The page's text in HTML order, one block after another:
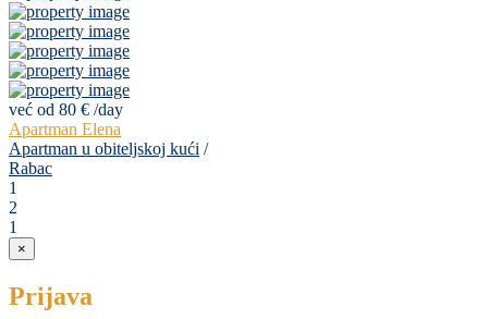
već od 80 € /day
Apartman Elena
Apartman u obiteljskoj kući /
Rabac
1
2
1
×
Prijava